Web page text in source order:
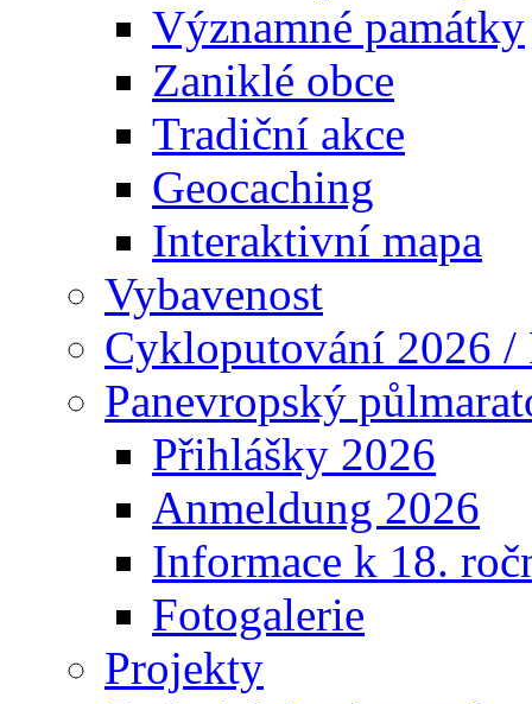
Významné památky
Zaniklé obce
Tradiční akce
Geocaching
Interaktivní mapa
Vybavenost
Cykloputování 2026 /
Panevropský
Přihlášky 2026
Anmeldung 2026
Informace k 18.
Fotogalerie
Projekty